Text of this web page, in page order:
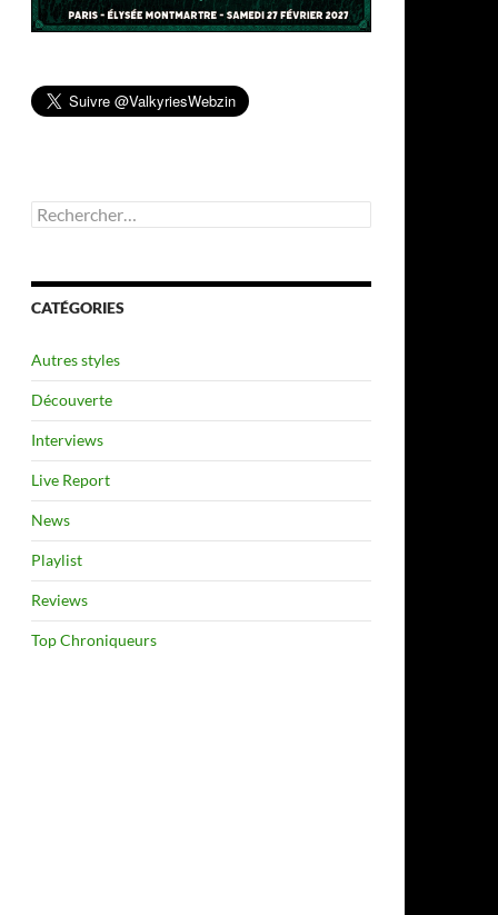
Rechercher :
CATÉGORIES
Autres styles
Découverte
Interviews
Live Report
News
Playlist
Reviews
Top Chroniqueurs